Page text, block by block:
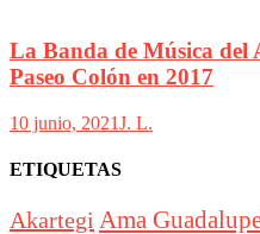
La Banda de Música del
Paseo Colón en 2017
10 junio, 2021J. L.
ETIQUETAS
Akartegi Ama